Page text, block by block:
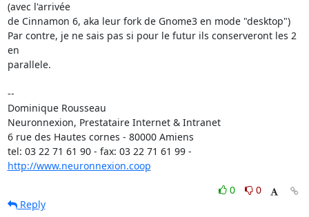
(avec l'arrivée
de Cinnamon 6, aka leur fork de Gnome3 en mode "desktop")
Par contre, je ne sais pas si pour le futur ils conserveront les 2
en
parallele.
--
Dominique Rousseau
Neuronnexion, Prestataire Internet & Intranet
6 rue des Hautes cornes - 80000 Amiens
http://www.neuronnexion.coop
0
0
Reply